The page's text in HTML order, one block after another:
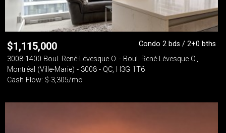
$1,115,000
Condo 2 bds / 2+0 bths
3008-1400 Boul. René-Lévesque O. - Boul. René-Lévesque O.,
Montréal (Ville-Marie) - 3008 - QC, H3G 1T6
Cash Flow: $-3,305/mo